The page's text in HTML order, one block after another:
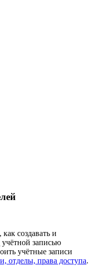
создавать и
учётной записью
учётные записи
отделы, права доступа.